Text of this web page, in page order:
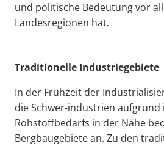
und politische Bedeutung vor
Landesregionen hat.
Traditionelle Industriegebiete
In der Frühzeit der
die Schwer-industrien aufgrund
Rohstoffbedarfs in der Nähe
Bergbaugebiete an. Zu den